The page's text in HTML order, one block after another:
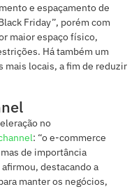
e espaçamento de
Friday”, porém com
maior espaço físico,
Há também um
mais locais, a fim de reduzir
no
: “o e-commerce
de importância
destacando a
manter os negócios,